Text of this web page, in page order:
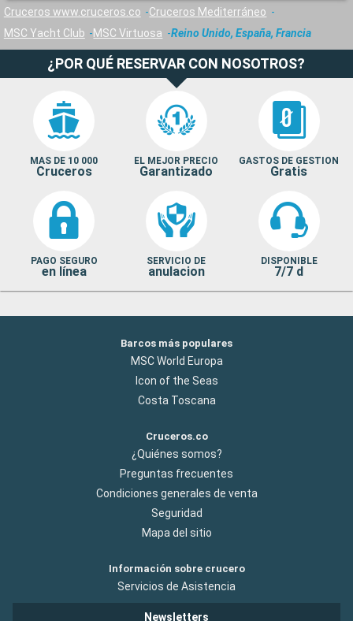
Cruceros www.cruceros.co
Cruceros Mediterráneo
MSC Yacht Club
MSC Virtuosa Reino Unido, España, Francia
¿POR QUÉ RESERVAR CON NOSOTROS?
MAS DE 10 000
Cruceros
EL MEJOR PRECIO
Garantizado
GASTOS DE GESTION
Gratis
PAGO SEGURO
en línea
SERVICIO DE
anulacion
DISPONIBLE
7/7 d
Barcos más populares
MSC World Europa
Icon of the Seas
Costa Toscana
Cruceros.co
¿Quiénes somos?
Preguntas frecuentes
Condiciones generales de venta
Seguridad
Mapa del sitio
Información sobre crucero
Servicios de Asistencia
Newsletters